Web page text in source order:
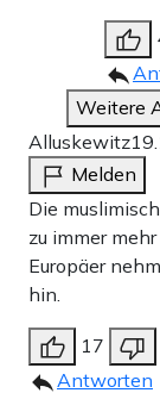
Weitere
Alluskewitz
Melden
Die
zu immer
Europäer
hin.
17
Antworten